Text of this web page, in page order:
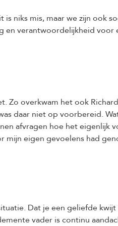
niks mis, maar we zijn ook
en verantwoordelijkheid voor
Zo overkwam het ook
daar niet op voorbereid.
afvragen hoe het eigenlijk
mijn eigen gevoelens had
Dat je een geliefde kwijt
vader is continu